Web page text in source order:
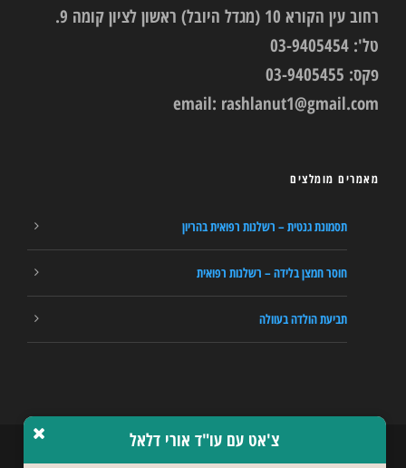
רחוב עין הקורא 10 (מגדל היובל) ראשון לציון קומה 9.
טל': 03-9405454
פקס: 03-9405455
email: rashlanut1@gmail.com
מאמרים מומלצים
תסמונת גנטית – רשלנות רפואית בהריון
חוסר חמצן בלידה – רשלנות רפואית
תביעת הולדה בעוולה
צ'אט עם עו"ד אורי דלאל